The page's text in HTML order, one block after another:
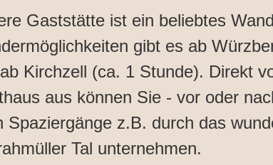
Gaststätte ist ein beliebtes
gibt es ab
Kirchzell (ca. 1 Stunde). Direkt
aus können Sie - vor oder
Spaziergänge z.B. durch das
Tal unternehmen.